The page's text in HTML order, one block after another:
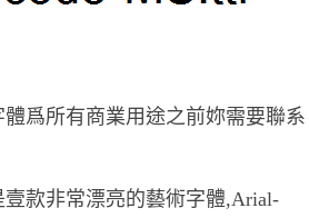
爲所有商業用途之前妳需要聯系
壹款非常漂亮的藝術字體,Arial-